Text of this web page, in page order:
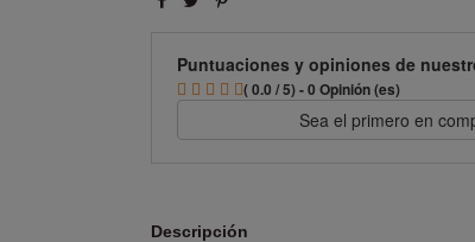
Puntuaciones y opiniones de
( 0.0 / 5) - 0 Opinión (es)
Sea el primero en
Descripción